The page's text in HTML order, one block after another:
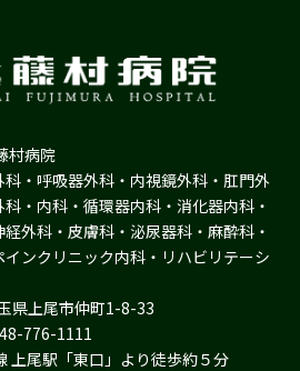
村病院
・呼吸器外科・内視鏡外科・肛門外
・内科・循環器内科・消化器内科・
外科・皮膚科・泌尿器科・麻酔科・
ンクリニック内科・リハビリテーシ
県上尾市仲町1-8-33
776-1111
上尾駅「東口」より徒歩約５分